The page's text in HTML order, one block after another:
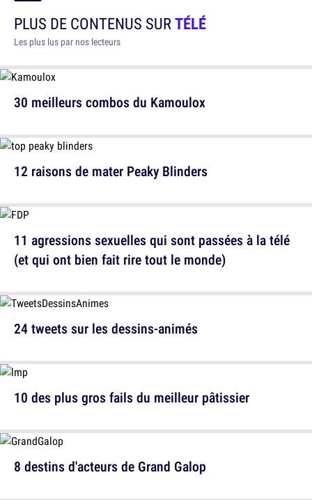
PLUS DE CONTENUS SURTÉLÉ
Les plus lus par nos lecteurs
30 meilleurs combos du Kamoulox
11 agressions sexuelles qui sont passées à la télé
(et qui ont bien fait rire tout le monde)
10 des plus gros fails du meilleur pâtissier
12 raisons de mater Peaky Blinders
24 tweets sur les dessins-animés
8 destins d'acteurs de Grand Galop